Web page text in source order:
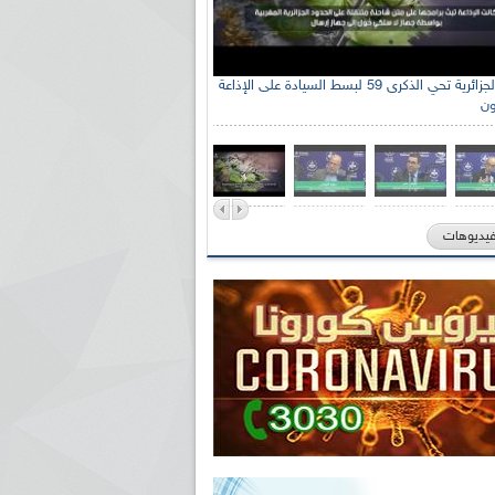
الإذاعة الجزائرية تحي الذكرى 59 لبسط السيادة على الإذاعة